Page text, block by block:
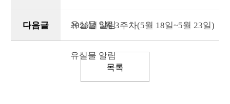
유실물 알림
다음글 2026년 5월 3주차(5월 18일~5월 23일)
유실물 알림
목록